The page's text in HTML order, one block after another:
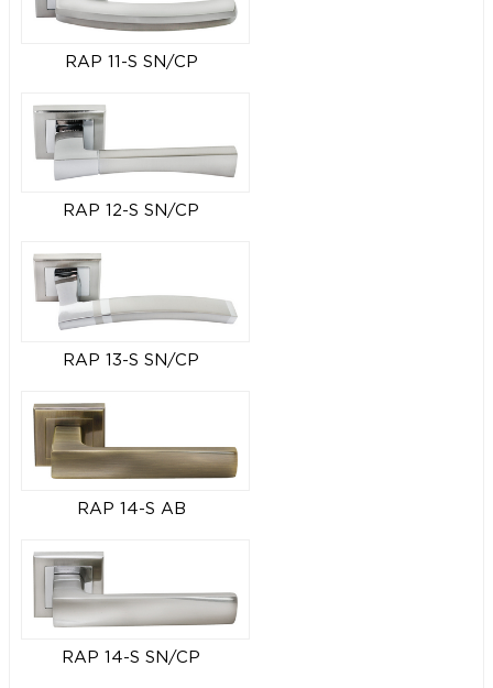
RAP 11-S SN/CP
RAP 12-S SN/CP
RAP 13-S SN/CP
RAP 14-S AB
RAP 14-S SN/CP